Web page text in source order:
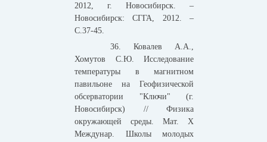
2012, г. Новосибирск. –
Новосибирск: СГГА, 2012. –
С.37-45.
36. Ковалев А.А.,
Хомутов С.Ю. Исследование
температуры в магнитном
павильоне на Геофизической
обсерватории "Ключи" (г.
Новосибирск) // Физика
окружающей среды. Мат. X
Междунар. Школы молодых